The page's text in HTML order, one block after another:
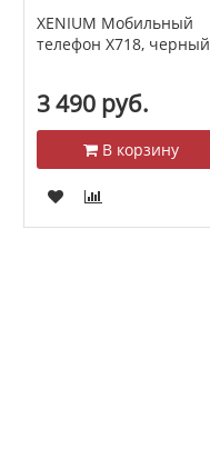
XENIUM Мобильный
телефон X718, черный
3 490 руб.
В корзину